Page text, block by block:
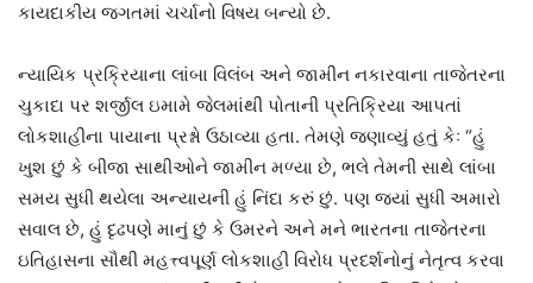
કાયદાકીય જગતમાં ચર્ચાનો વિષય બન્યો છે.
ન્યાયિક પ્રક્રિયાના લાંબા વિલંબ અને જામીન નકારવાના તાજેતરના
ચુકાદા પર શર્જીલ ઇમામે જેલમાંથી પોતાની પ્રતિક્રિયા આપતાં
લોકશાહીના પાયાના પ્રશ્નો ઉઠાવ્યા હતા. તેમણે જણાવ્યું હતું કેઃ “હું
ખુશ છું કે બીજા સાથીઓને જામીન મળ્યા છે, ભલે તેમની સાથે લાંબા
સમય સુધી થયેલા અન્યાયની હું નિંદા કરું છું. પણ જ્યાં સુધી અમારો
સવાલ છે, હું દૃઢપણે માનું છું કે ઉમરને અને મને ભારતના તાજેતરના
ઇતિહાસના સૌથી મહત્ત્વપૂર્ણ લોકશાહી વિરોધ પ્રદર્શનોનું નેતૃત્વ કરવા